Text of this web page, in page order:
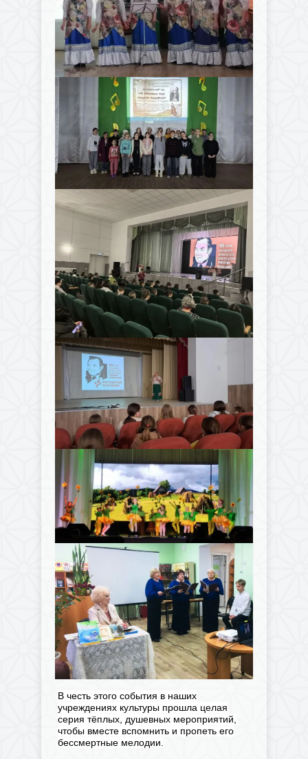
В честь этого события в наших
учреждениях культуры прошла целая
серия тёплых, душевных мероприятий,
чтобы вместе вспомнить и пропеть его
бессмертные мелодии.